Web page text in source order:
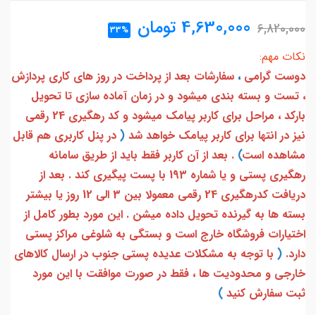
6,820,000
4,630,000 تومان 33%
نکات مهم:
دوست گرامی ، سفارشات بعد از پرداخت در روز های کاری پردازش
، تست و بسته بندی میشود و در زمان آماده سازی تا تحویل
بارکد ، مراحل برای کاربر پیامک میشود و کد رهگیری 24 رقمی
نیز در انتها برای کاربر پیامک خواهد شد ( در پنل کاربری هم قابل
مشاهده است) . بعد از آن کاربر فقط باید از طریق سامانه
رهگیری پستی و یا شماره 193 با پست پیگیری کند . بعد از
دریافت کدرهگیری 24 رقمی معمولا بین 3 الی 12 روز یا بیشتر
بسته ها به گیرنده تحویل داده میشن . این مورد بطور کامل از
اختیارات فروشگاه خارج است و بستگی به شلوغی مراکز پستی
دارد. ( با توجه به مشکلات عدیده پستی جنوب در ارسال کالاهای
خارجی و محدودیت ها ، فقط در صورت موافقت با این مورد
ثبت سفارش کنید )